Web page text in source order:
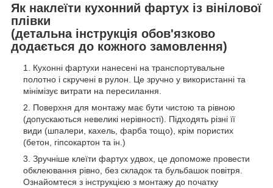
Як наклеїти кухонний фартух із вінілової
плівки
(детальна інструкція обов'язково
додається до кожного замовлення)
Кухонні фартухи нанесені на транспортувальне
полотно і скручені в рулон. Це зручно у використанні та
мінімізує витрати на пересилання.
Поверхня для монтажу має бути чистою та рівною
(допускаються невеликі нерівності). Підходять різні її
види (шпалери, кахель, фарба тощо), крім пористих
(бетон, гіпсокартон та ін.)
Зручніше клеїти фартух удвох, це допоможе провести
обклеювання рівно, без складок та бульбашок повітря.
Ознайомтеся з інструкцією з монтажу до початку